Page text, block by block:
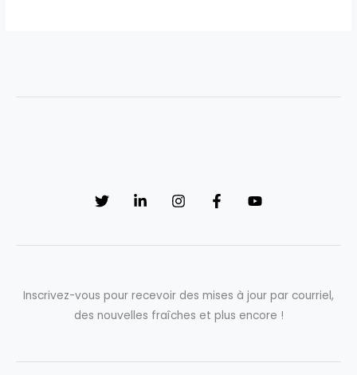
Inscrivez-vous pour recevoir des mises à jour par courriel,
des nouvelles fraîches et plus encore !